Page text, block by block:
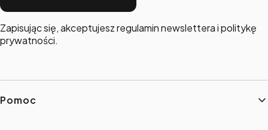
Zapisując się, akceptujesz regulamin newslettera i politykę
prywatności.
Linki w stopce
Pomoc